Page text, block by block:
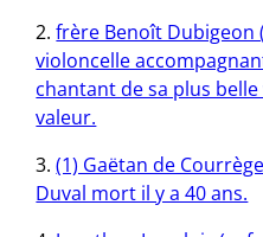
frère Benoît Dubigeon
violoncelle
chantant de sa plus
valeur.
(1) Gaëtan de
Duval mort il y a 40 ans.